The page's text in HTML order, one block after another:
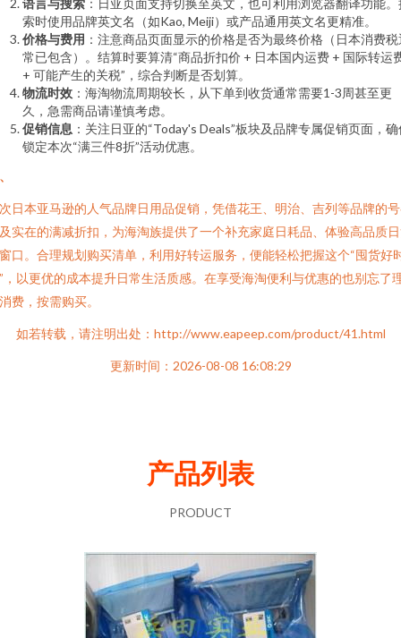
语言与搜索 ：日亚页面支持切换至英文，也可利用浏览器翻译功能。
索时使用品牌英文名（如Kao, Meiji）或产品通用英文名更精准。
价格与费用 ：注意商品页面显示的价格是否为最终价格（日本消费税
常已包含）。结算时要算清“商品折扣价 + 日本国内运费 + 国际转运
+ 可能产生的关税”，综合判断是否划算。
物流时效 ：海淘物流周期较长，从下单到收货通常需要1-3周甚至更
久，急需商品请谨慎考虑。
促销信息 ：关注日亚的“Today's Deals”板块及品牌专属促销页面，
锁定本次“满三件8折”活动优惠。
日本亚马逊的人气品牌日用品促销，凭借花王、明治、吉列等品牌的
实在的满减折扣，为海淘族提供了一个补充家庭日耗品、体验高品质
口。合理规划购买清单，利用好转运服务，便能轻松把握这个“囤货好
，以更优的成本提升日常生活质感。在享受海淘便利与优惠的也别忘了
费，按需购买。
如若转载，请注明出处：http://www.eapeep.com/product/41.html
更新时间：2026-08-08 16:08:29
产品列表
PRODUCT